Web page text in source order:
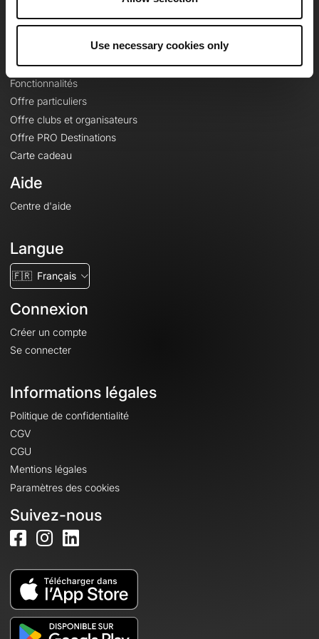
Use necessary cookies only
Le Mag'
Fonds de cartes topographiques
Fonctionnalités
Offre particuliers
Offre clubs et organisateurs
Offre PRO Destinations
Carte cadeau
Aide
Centre d'aide
Langue
🇫🇷 Français
Connexion
Créer un compte
Se connecter
Informations légales
Politique de confidentialité
CGV
CGU
Mentions légales
Paramètres des cookies
Suivez-nous